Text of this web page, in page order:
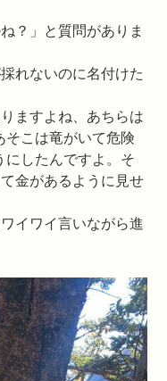
？」と質問がありま
れないのに名付けた
ますよね、あちらは
そこは竜がいて危険
にしたんですよ。そ
金があるように見せ
イワイ言いながら進